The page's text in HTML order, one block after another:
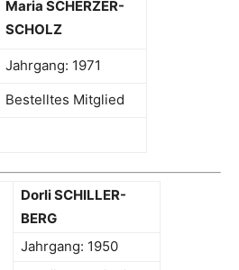
Maria SCHERZER-
SCHOLZ
Jahrgang: 1971
Bestelltes Mitglied
Dorli SCHILLER-
BERG
Jahrgang: 1950